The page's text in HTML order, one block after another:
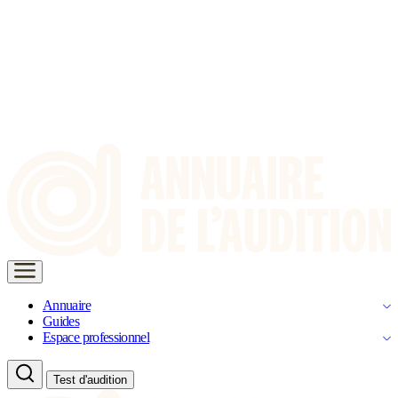
Annuaire
Guides
Espace professionnel
Test d'audition